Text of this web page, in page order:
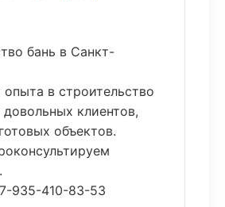
бань в Санкт-
в строительство
клиентов,
объектов.
935-410-83-53